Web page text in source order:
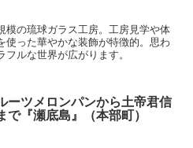
模の琉球ガラス工房。工房見学や体
使った華やかな装飾が特徴的。思わ
ルな世界が広がります。
ーツメロンパンから土帝君信
で『瀬底島』（本部町）